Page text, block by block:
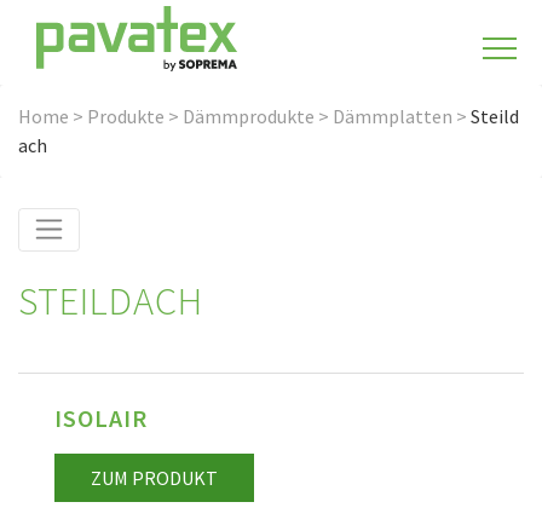
Home > Produkte > Dämmprodukte > Dämmplatten > Steild
ach
STEILDACH
ISOLAIR
ZUM PRODUKT